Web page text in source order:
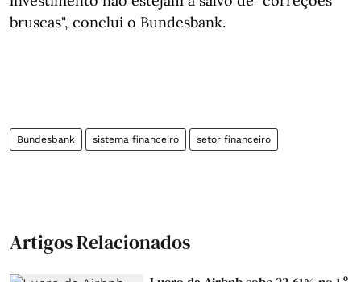
bruscas", conclui o Bundesbank.
Bundesbank sistema financeiro setor financeiro
Artigos Relacionados